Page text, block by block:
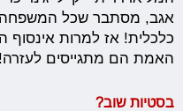
אגב, מסתבר שכל המשפחה
כלכלית! אז למרות
האמת הם מתגייסים לעזרה!
בסטיות שוב?